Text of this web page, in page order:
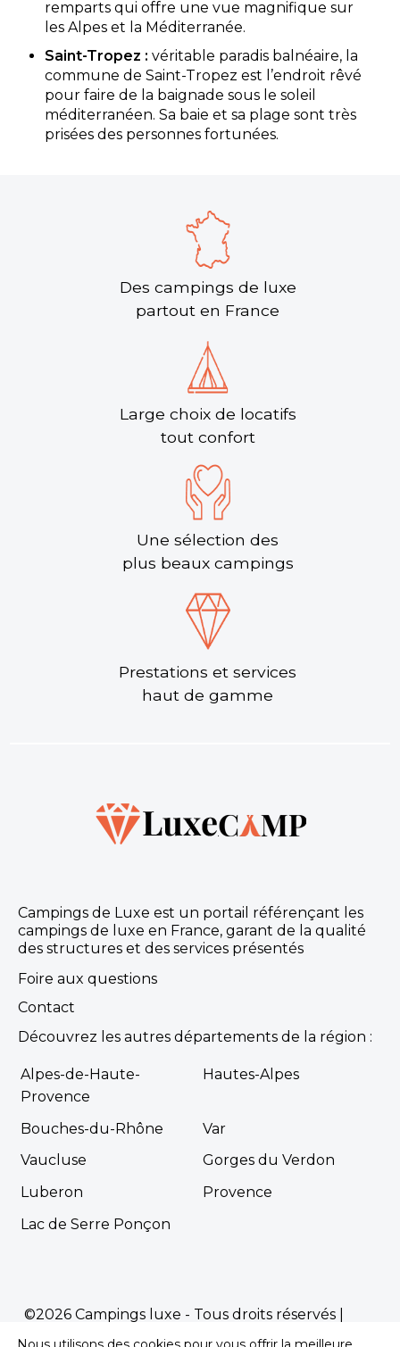
remparts qui offre une vue magnifique sur
les Alpes et la Méditerranée.
Saint-Tropez :véritable paradis balnéaire, la
commune de Saint-Tropez est l’endroit rêvé
pour faire de la baignade sous le soleil
méditerranéen. Sa baie et sa plage sont très
prisées des personnes fortunées.
Des campings de luxe
partout en France
Large choix de locatifs
tout confort
Une sélection des
plus beaux campings
Prestations et services
haut de gamme
Campings de Luxe est un portail référençant les
campings de luxe en France, garant de la qualité
des structures et des services présentés
Foire aux questions
Contact
Découvrez les autres départements de la région :
Alpes-de-Haute-
Provence
Hautes-Alpes
Bouches-du-Rhône
Var
Vaucluse
Gorges du Verdon
Luberon
Provence
Lac de Serre Ponçon
©2026 Campings luxe - Tous droits réservés |